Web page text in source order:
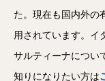
た。現在も国内外の
用されています。イ
サルティーナについ
知りになりたい方は